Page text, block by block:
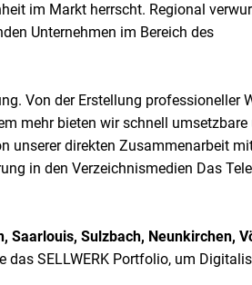
im Markt herrscht. Regional
Unternehmen im Bereich des
Von der Erstellung professioneller
mehr bieten wir schnell umsetzbare
unserer direkten Zusammenarbeit
in den Verzeichnismedien Das
Sulzbach, Neunkirchen,
das SELLWERK Portfolio, um